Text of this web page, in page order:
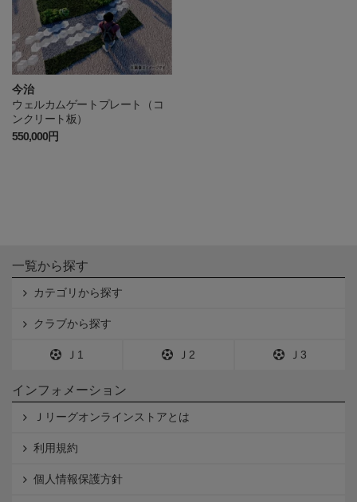
今治
ウェルカムゲートプレート（コ
ンクリート板）
550,000円
一覧から探す
カテゴリから探す
クラブから探す
Ｊ1 Ｊ2 Ｊ3
インフォメーション
Ｊリーグオンラインストアとは
利用規約
個人情報保護方針